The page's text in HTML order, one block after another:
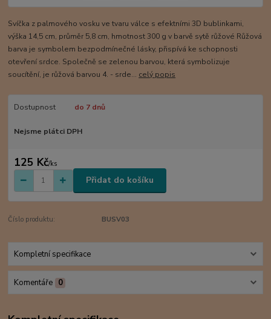
Svíčka z palmového vosku ve tvaru válce s efektními 3D bublinkami,
výška 14,5 cm, průměr 5,8 cm, hmotnost 300 g v barvě sytě růžové Růžová
barva je symbolem bezpodmínečné lásky, přispívá ke schopnosti
otevření srdce. Společně se zelenou barvou, která symbolizuje
soucítění, je růžová barvou 4. - srde... celý popis
Dostupnost do 7 dnů
Nejsme plátci DPH
125 Kč/ks
Přidat do košíku
Číslo produktu: BUSV03
Kompletní specifikace
Komentáře 0